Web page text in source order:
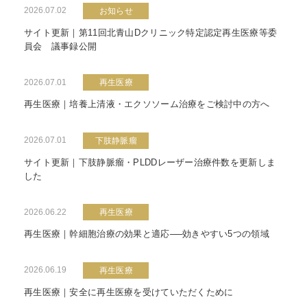
2026.07.02 お知らせ
サイト更新｜第11回北青山Dクリニック特定認定再生医療等委
員会 議事録公開
2026.07.01 再生医療
再生医療｜培養上清液・エクソソーム治療をご検討中の方へ
2026.07.01 下肢静脈瘤
サイト更新｜下肢静脈瘤・PLDDレーザー治療件数を更新しま
した
2026.06.22 再生医療
再生医療｜幹細胞治療の効果と適応──効きやすい5つの領域
2026.06.19 再生医療
再生医療｜安全に再生医療を受けていただくために